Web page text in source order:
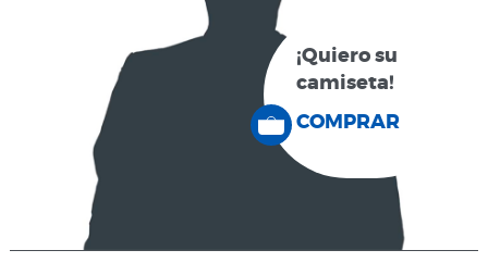
¡Quiero su
camiseta!
COMPRAR